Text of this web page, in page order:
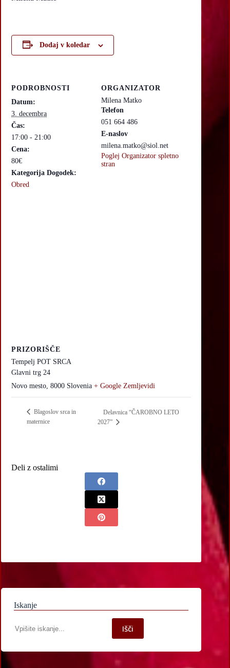
Dodaj v koledar
PODROBNOSTI
Datum:
3. decembra
Čas:
17:00 - 21:00
Cena:
80€
Kategorija Dogodek:
Obred
ORGANIZATOR
Milena Matko
Telefon
051 664 486
E-naslov
milena.matko@siol.net
Poglej Organizator spletno
stran
PRIZORIŠČE
Tempelj POT SRCA
Glavni trg 24
Novo mesto, 8000 Slovenia + Google Zemljevidi
Blagoslov srca in
maternice
Delavnica “ČAROBNO LETO
2027”
Deli z ostalimi
Iskanje
po
Išči